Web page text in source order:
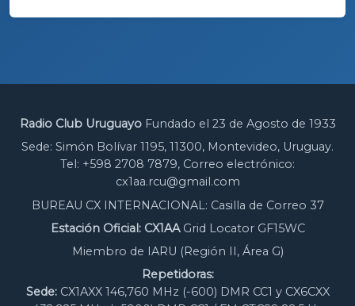
Radio Club UruguayoFundado el 23 de Agosto de 1933
Sede: Simón Bolívar 1195, 11300, Montevideo, Uruguay.
Tel: +598 2708 7879, Correo electrónico:
cx1aa.rcu@gmail.com
BUREAU CX INTERNACIONAL: Casilla de Correo 37
Estación Oficial: CX1AAGrid Locator GF15WC
Miembro de IARU (Región II, Área G)
Repetidoras:
Sede:CX1AXX 146,760 MHz (-600) DMR CC1 y CX6CXX